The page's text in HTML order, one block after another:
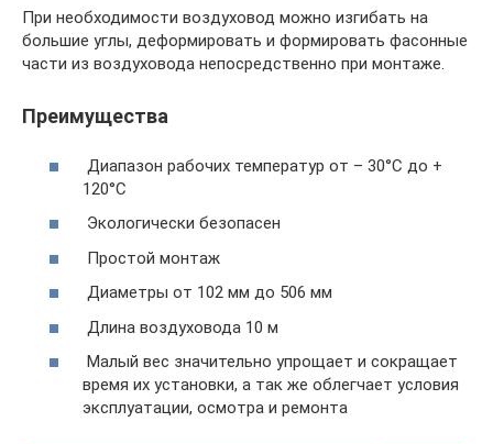
При необходимости воздуховод можно изгибать на
большие углы, деформировать и формировать фасонные
части из воздуховода непосредственно при монтаже.
Преимущества
Диапазон рабочих температур от – 30°С до +
120°С
Экологически безопасен
Простой монтаж
Диаметры от 102 мм до 506 мм
Длина воздуховода 10 м
Малый вес значительно упрощает и сокращает
время их установки, а так же облегчает условия
эксплуатации, осмотра и ремонта